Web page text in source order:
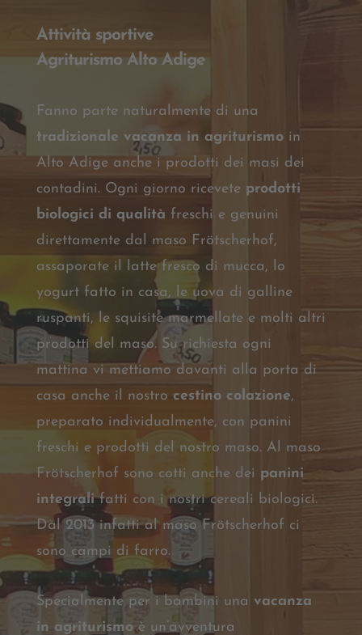
Attività sportive
Agriturismo Alto Adige
Fanno parte naturalmente di una
tradizionale vacanza in agriturismoin
Alto Adige anche i prodotti dei masi dei
contadini. Ogni giorno ricevete prodotti
biologici di qualità freschi e genuini
direttamente dal maso Frötscherhof,
assaporate il latte fresco di mucca, lo
yogurt fatto in casa, le uova di galline
ruspanti, le squisite marmellate e molti altri
prodotti del maso. Su richiesta ogni
mattina vi mettiamo davanti alla porta di
casa anche il nostro cestino colazione,
preparato individualmente, con panini
freschi e prodotti del nostro maso. Al maso
Frötscherhof sono cotti anche dei panini
integralifatti con i nostri cereali biologici.
Dal 2013 infatti al maso Frötscherhof ci
sono campi di farro.
Specialmente per i bambini una vacanza
in agriturismoè un’avventura